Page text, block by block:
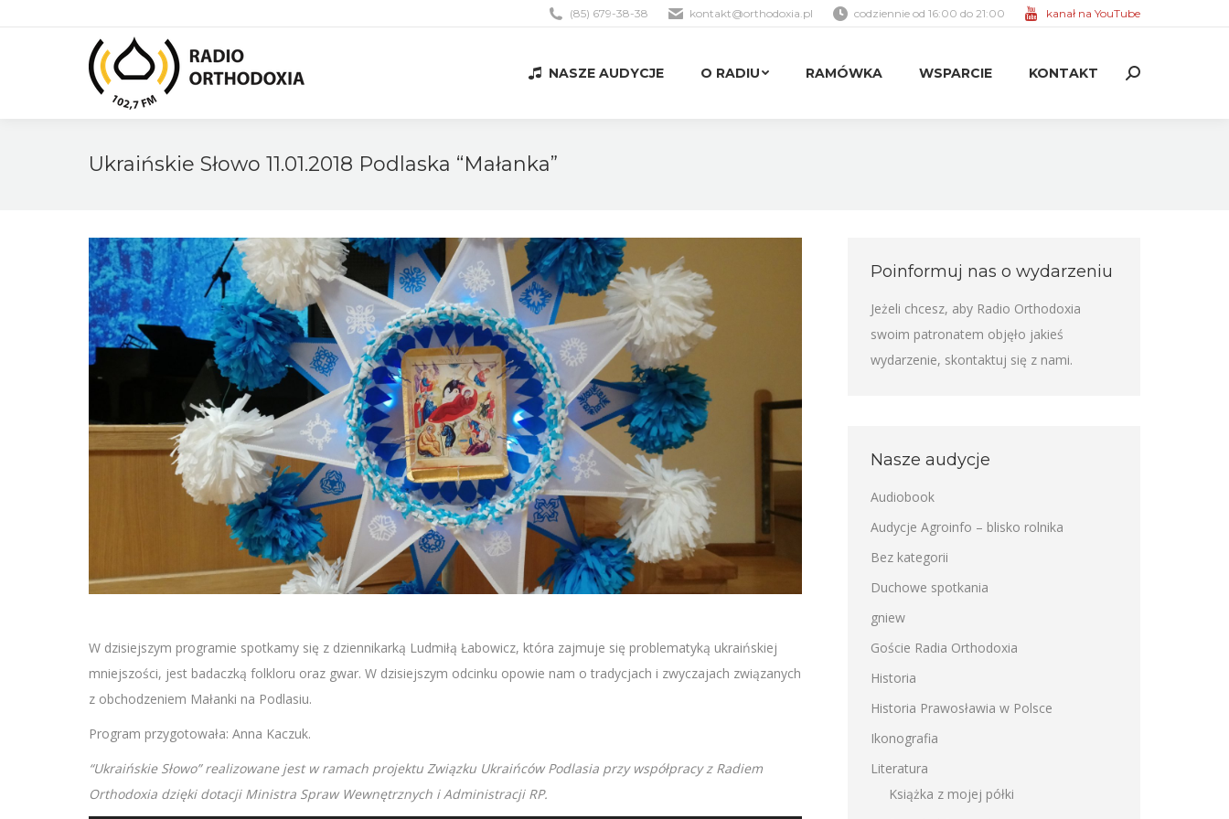
(85) 679-38-38 kontakt@orthodoxia.pl codziennie od 16:00 do 21:00 kanał na YouTube
NASZE AUDYCJE O RADIU RAMÓWKA WSPARCIE KONTAKT Search:
Ukraińskie Słowo 11.01.2018 Podlaska “Małanka”
W dzisiejszym programie spotkamy się z dziennikarką Ludmiłą Łabowicz, która zajmuje się problematyką ukraińskiej
mniejszości, jest badaczką folkloru oraz gwar. W dzisiejszym odcinku opowie nam o tradycjach i zwyczajach związanych
z obchodzeniem Małanki na Podlasiu.
Program przygotowała: Anna Kaczuk.
“Ukraińskie Słowo” realizowane jest w ramach projektu Związku Ukraińców Podlasia przy współpracy z Radiem
Orthodoxia dzięki dotacji Ministra Spraw Wewnętrznych i Administracji RP.
Poinformuj nas o wydarzeniu
Jeżeli chcesz, aby Radio Orthodoxia
swoim patronatem objęło jakieś
wydarzenie, skontaktuj się z nami.
Nasze audycje
Audiobook
Audycje Agroinfo – blisko rolnika
Bez kategorii
Duchowe spotkania
gniew
Goście Radia Orthodoxia
Historia
Historia Prawosławia w Polsce
Ikonografia
Literatura
Książka z mojej półki